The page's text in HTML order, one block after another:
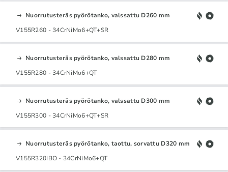
Nuorrutusteräs pyörötanko, valssattu D260 mm
V155R260 - 34CrNiMo6+QT+SR
Nuorrutusteräs pyörötanko, valssattu D280 mm
V155R280 - 34CrNiMo6+QT
Nuorrutusteräs pyörötanko, valssattu D300 mm
V155R300 - 34CrNiMo6+QT+SR
Nuorrutusteräs pyörötanko, taottu, sorvattu D320 mm
V155R320IBO - 34CrNiMo6+QT